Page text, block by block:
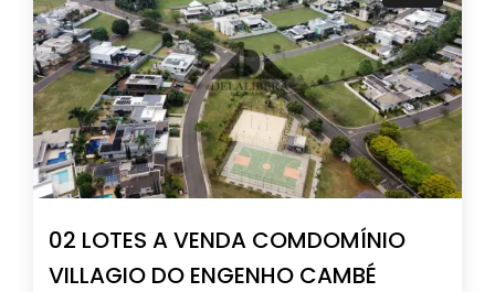
02 LOTES A VENDA COMDOMÍNIO
VILLAGIO DO ENGENHO CAMBÉ